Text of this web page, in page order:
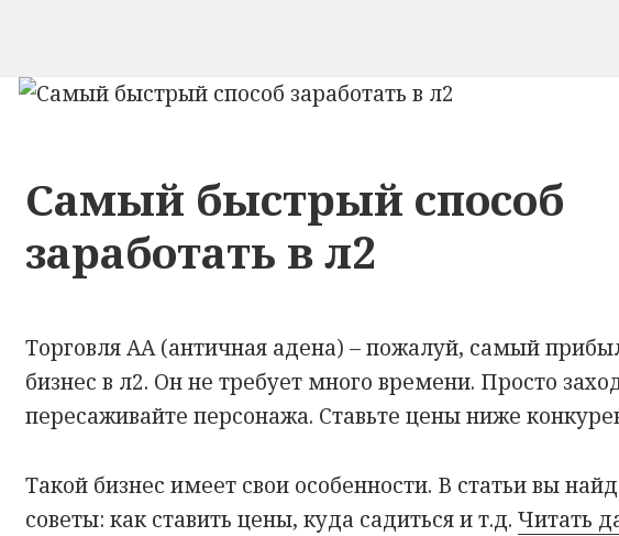
Самый быстрый способ
заработать в л2
Торговля АА (античная адена) – пожалуй, самый
бизнес в л2. Он не требует много времени. Просто
пересаживайте персонажа. Ставьте цены ниже
Такой бизнес имеет свои особенности. В статьи вы
советы: как ставить цены, куда садиться и т.д.Читать